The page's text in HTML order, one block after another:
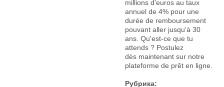
millions d'euros au taux
annuel de 4% pour une
durée de remboursement
pouvant aller jusqu'à 30
ans. Qu'est-ce que tu
attends ? Postulez
dès maintenant sur notre
plateforme de prêt en ligne.
Рубрика: